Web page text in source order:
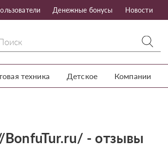
Денежные бонусы Новости
техника Детское Компании
- отзывы